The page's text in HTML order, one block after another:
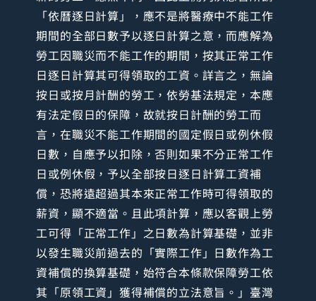
「依曆逐日計算」，應不是將醫療中不能工作
期間的全部日數予以逐日計算之意，而應解為
勞工因職災而不能工作的期間，按其正常工作
日逐日計算其可得領取的工資。詳言之，無論
按日或按月計酬的勞工，依勞基法規定，本應
有法定假日的保障，故就按日計酬的勞工而
言，在職災不能工作期間的國定假日或例休假
日數，自應予以扣除，否則如果不分正常工作
日或例休假，予以全部按日逐日計算工資補
償，恐將遠超過其本來正常工作時可得領取的
薪資，顯不適當。且此項計算，應以客觀上勞
工可得「正常工作」之日數為計算基礎，並非
以發生職災前過去的「實際工作」日數作為工
資補償的換算基礎，始符合本條款保障勞工依
其「原領工資」獲得補償的立法意旨。」臺灣